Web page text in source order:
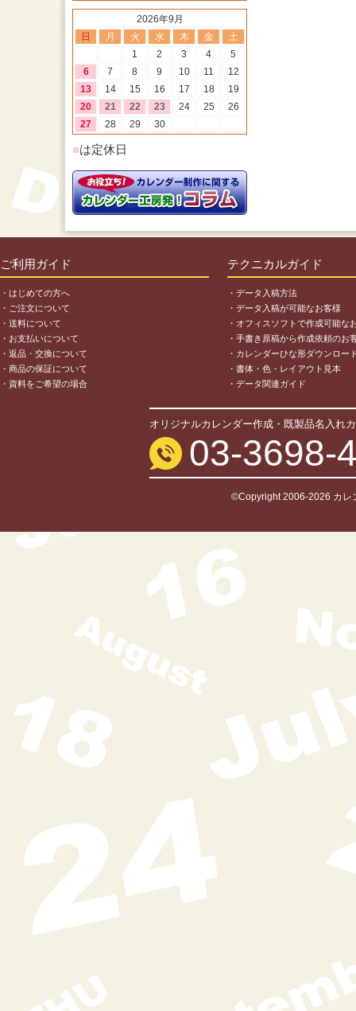
2026年9月
日
月 火 水 木 金
土
1
2 3 4
5
6
7 8 9 10 11
12
13
14 15 16 17 18
19
20
21 22 23 24 25
26
27
28 29 30
■は定休日
ご利用ガイド
・はじめての方へ
・ご注文について
・送料について
・お支払いについて
・返品・交換について
・商品の保証について
・資料をご希望の場合
テクニカルガイド
・データ入稿方法
・データ入稿が可能なお客様
・オフィスソフトで作成可能な
・手書き原稿から作成依頼のお
・カレンダーひな形ダウンロー
・書体・色・レイアウト見本
・データ関連ガイド
オリジナルカレンダー作成・既製品名入れ
03-3698-
©Copyright 2006-2026 カレ